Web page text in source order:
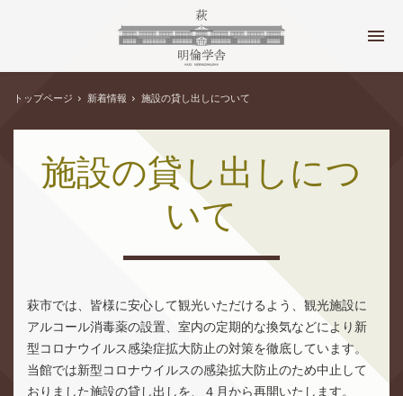
トップページ 新着情報 施設の貸し出しについて
施設の貸し出しにつ
いて
萩市では、皆様に安心して観光いただけるよう、観光施設に
アルコール消毒薬の設置、室内の定期的な換気などにより新
型コロナウイルス感染症拡大防止の対策を徹底しています。
当館では新型コロナウイルスの感染拡大防止のため中止して
おりました施設の貸し出しを、４月から再開いたします。